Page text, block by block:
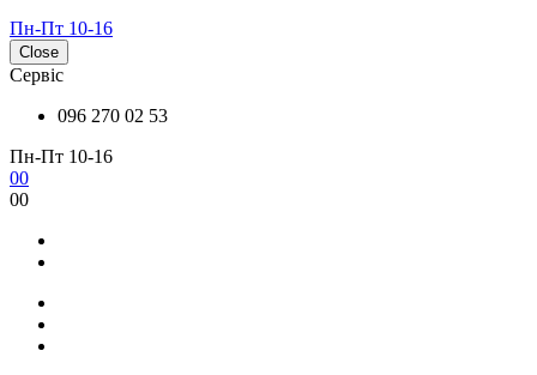
Пн-Пт 10-16
Close
Сервіс
096 270 02 53
Пн-Пт 10-16
00
00